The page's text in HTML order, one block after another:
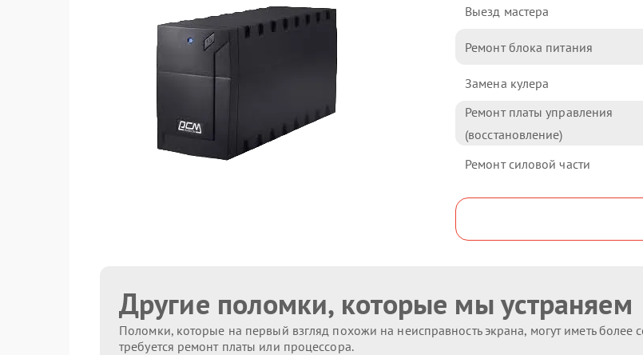
Выезд мастера
Ремонт блока питания
Замена кулера
Ремонт платы управления
(восстановление)
Ремонт силовой части
Другие поломки, которые мы устраняем
Поломки, которые на первый взгляд похожи на неисправность экрана, могут иметь
требуется ремонт платы или процессора.